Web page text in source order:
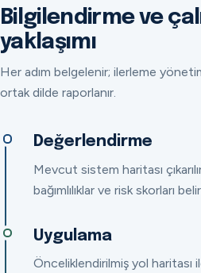
Bilgilendirme ve
yaklaşımı
Her adım belgelenir; ilerleme
ortak dilde raporlanır.
Değerlendirme
Mevcut sistem haritası
bağımlılıklar ve risk skorları
Uygulama
Önceliklendirilmiş yol haritası